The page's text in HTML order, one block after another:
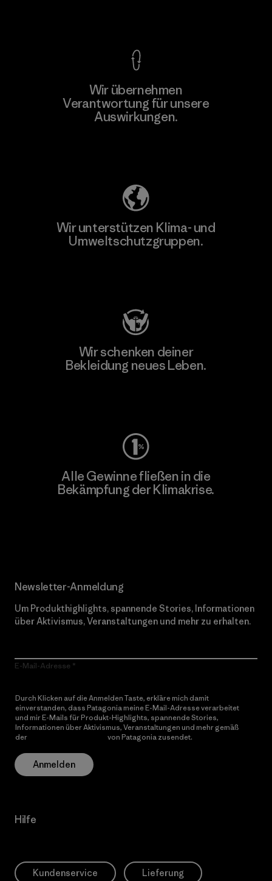
Wir übernehmen
Verantwortung für unsere
Auswirkungen.
Wir unterstützen Klima- und
Umweltschutzgruppen.
Wir schenken deiner
Bekleidung neues Leben.
Alle Gewinne fließen in die
Bekämpfung der Klimakrise.
Newsletter-Anmeldung
Um Produkthighlights, spannende Stories, Informationen
über Aktivismus, Veranstaltungen und mehr zu erhalten.
E-Mail-Adresse
Durch Klicken auf die Anmelden Taste, erkläre mich damit
einverstanden, dass Patagonia meine E-Mail-Adresse verarbeitet
und mir E-Mails für Produkt-Highlights, spannende Stories,
Informationen über Aktivismus, Veranstaltungen und mehr gemäß
der
von Patagonia zusendet.
Anmelden
Hilfe
Kundenservice Lieferung